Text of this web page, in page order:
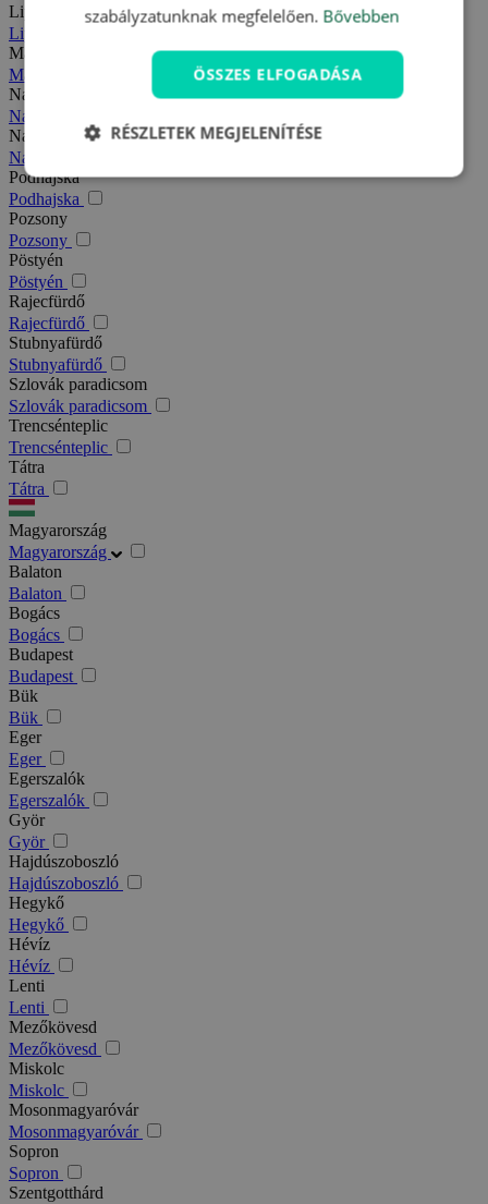
Liptó
Liptó
Magas-Tátra
Magas-Tátra
Nagy-Fátra
Nagy-Fátra
Nagymegyer
Nagymegyer
Podhajska
Podhajska
Pozsony
Pozsony
Pöstyén
Pöstyén
Rajecfürdő
Rajecfürdő
Stubnyafürdő
Stubnyafürdő
Szlovák paradicsom
Szlovák paradicsom
Trencsénteplic
Trencsénteplic
Tátra
Tátra
Magyarország
Magyarország
Balaton
Balaton
Bogács
Bogács
Budapest
Budapest
Bük
Bük
Eger
Eger
Egerszalók
Egerszalók
Györ
Györ
Hajdúszoboszló
Hajdúszoboszló
Hegykő
Hegykő
Hévíz
Hévíz
Lenti
Lenti
Mezőkövesd
Mezőkövesd
Miskolc
Miskolc
Mosonmagyaróvár
Mosonmagyaróvár
Sopron
Sopron
Szentgotthárd
szabályzatunknak megfelelően. Bővebben
ÖSSZES ELFOGADÁSA
RÉSZLETEK MEGJELENÍTÉSE